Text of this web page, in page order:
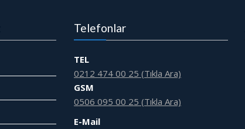
Telefonlar
TEL
0212 474 00 25 (Tıkla Ara)
GSM
0506 095 00 25 (Tıkla Ara)
E-Mail